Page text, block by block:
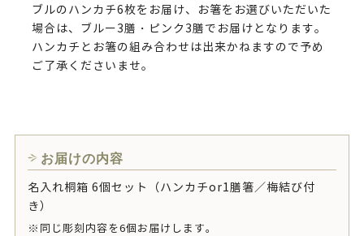
ブルのハンカチ6枚をお届け、お箸をお選びいただいた
場合は、ブルー3膳・ピンク3膳でお届けとなります。
ハンカチとお箸の組み合わせは出来かねますので予め
ご了承くださいませ。
お届けの内容
名入れ桐箱 6個セット（ハンカチor1膳箸／梅結び付
き）
※同じ彫刻内容を6個お届けします。